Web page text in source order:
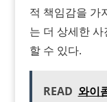
적 책임감을 가
는 더 상세한
할 수 있다.
READ 와이